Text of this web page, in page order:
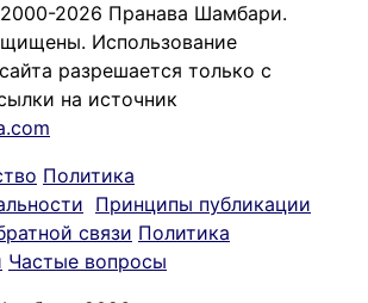
2026 Пранава Шамбари.
Использование
разрешается только с
на источник
Политика
Принципы публикации
связи Политика
Частые вопросы